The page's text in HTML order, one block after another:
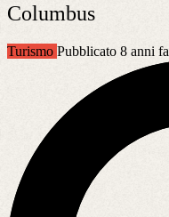
Columbus
Turismo Pubblicato 8 anni fa